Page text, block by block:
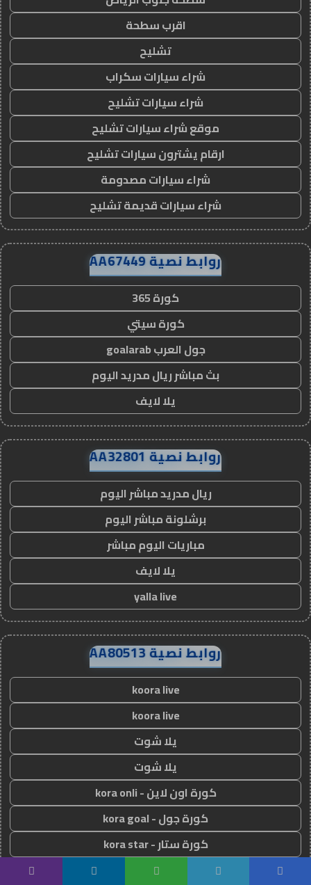
اقرب سطحة
تشليح
شراء سيارات سكراب
شراء سيارات تشليح
موقع شراء سيارات تشليح
ارقام يشترون سيارات تشليح
شراء سيارات مصدومة
شراء سيارات قديمة تشليح
روابط نصية AA67449
كورة 365
كورة سيتي
جول العرب goalarab
بث مباشر ريال مدريد اليوم
يلا لايف
روابط نصية AA32801
ريال مدريد مباشر اليوم
برشلونة مباشر اليوم
مباريات اليوم مباشر
يلا لايف
yalla live
روابط نصية AA80513
koora live
koora live
يلا شوت
يلا شوت
كورة اون لاين - kora onli
كورة جول - kora goal
كورة ستار - kora star
سوريا لايف